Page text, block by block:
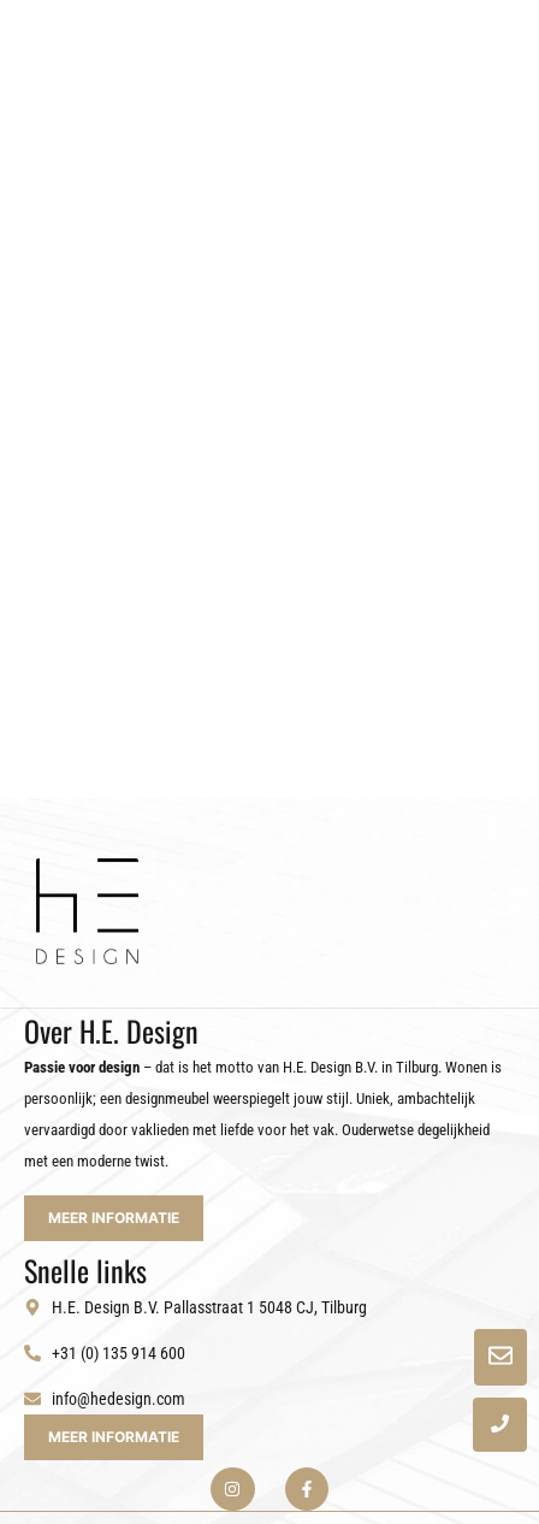
Over H.E. Design
Passie voor design – dat is het motto van H.E. Design B.V. in Tilburg. Wonen is
persoonlijk; een designmeubel weerspiegelt jouw stijl. Uniek, ambachtelijk
vervaardigd door vaklieden met liefde voor het vak. Ouderwetse degelijkheid
met een moderne twist.
MEER INFORMATIE
Snelle links
H.E. Design B.V. Pallasstraat 1 5048 CJ, Tilburg
+31 (0) 135 914 600
info@hedesign.com
MEER INFORMATIE